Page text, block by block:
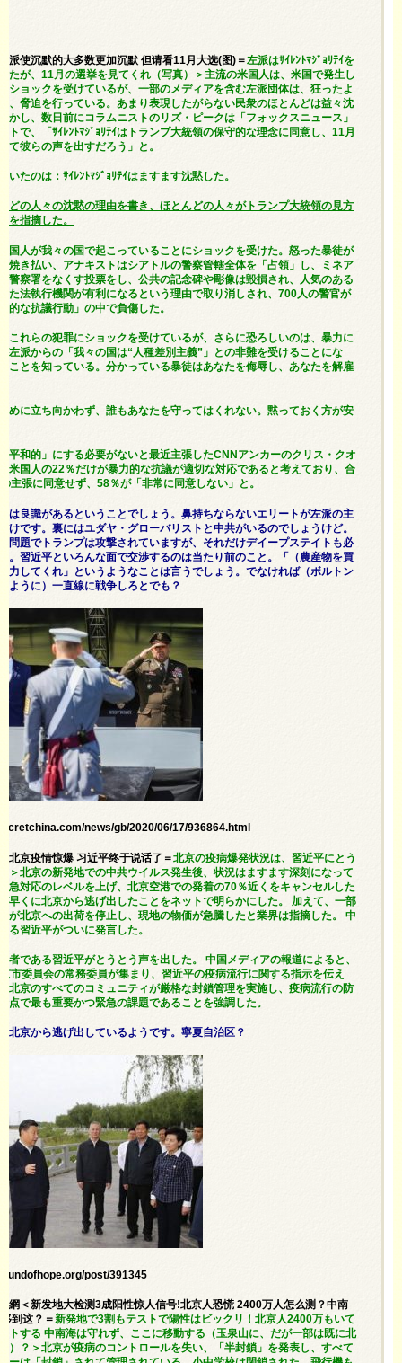
派使沉默的大多数更加沉默 但请看11月大选(图)＝左派はｻｲﾚﾝﾄﾏｼﾞｮﾘﾃｲを
たが、11月の選挙を見てくれ（写真）＞主流の米国人は、米国で発生し
ショックを受けているが、一部のメディアを含む左派団体は、狂ったよ
、脅迫を行っている。あまり表現したがらない民衆のほとんどは益々沈
かし、数日前にコラムニストのリズ・ピークは「フォックスニュース」
トで、「ｻｲﾚﾝﾄﾏｼﾞｮﾘﾃｲはトランプ大統領の保守的な理念に同意し、11月
て彼らの声を出すだろう」と。
いたのは：ｻｲﾚﾝﾄﾏｼﾞｮﾘﾃｲはますます沈黙した。
どの人々の沈黙の理由を書き、ほとんどの人々がトランプ大統領の見方
を指摘した。
国 人が我々の国で起こっていることにショックを受けた。怒った暴徒が
焼き払い、アナキストはシアトルの警察管轄全体を「占領」し、ミネア
警察署をなくす投票をし、公共の記念碑や彫像は毀損され、人気のある
た法執行機関が有利になるという理由で取り消しされ、700人の警官が
的な抗議行動」の中で負傷した。
これらの犯罪にショックを受けているが、さらに恐ろしいのは、暴力に
左派からの「我々の国は“人種差別主義”」との非難を受けることにな
ことを知っている。分かっている暴徒はあなたを侮辱し、あなたを解雇
めに立ち向かわず、誰もあなたを守ってはくれない。黙っておく方が安
平和的」にする必要がないと最近主張したCNNアンカーのクリス・クオ
米国人の22％だけが暴力的な抗議が適切な対応であると考えており、合
主張に同意せず、58％が「非常に同意しない」と。
は良識があるということでしょう。鼻持ちならないエリートが左派の主
けです。裏にはユダヤ・グローバリストと中共がいるのでしょうけど。
問題でトランプは攻撃されていますが、それだけデイープステイトも必
。習近平といろんな面で交渉するのは当たり前のこと。「（農産物を買
力してくれ」というようなことは言うでしょう。でなければ（ボルトン
ように）一直線に戦争しろとでも？
news/gb/2020/06/17/936864.html
北京疫情惊爆 习近平终于说话了＝北京の疫病爆発状況は、習近平にとう
＞北京の新発地での中共ウイルス発生後、状況はますます深刻になって
急対応のレベルを上げ、北京空港での発着の70％近くをキャンセルした
早くに北京から逃げ出したことをネットで明らかにした。 加えて、一部
が北京への出荷を停止し、現地の物価が急騰したと業界は指摘した。 中
る習近平がついに発言した。
者である習近平がとうとう声を出した。 中国メディアの報道によると、
市委員会の常務委員が集まり、習近平の疫病流行に関する指示を伝え
北京のすべてのコミュニティが厳格な封鎖管理を実施し、疫病流行の防
点で最も重要かつ緊急の課題であることを強調した。
北京から逃げ出しているようです。寧夏自治区？
post/391345
網＜新发地大检测3成阳性惊人信号!北京人恐慌 2400万人怎么测？中南
到这？＝新発地で3割もテストで陽性はビックリ！北京人2400万もいて
トする 中南海は守れず、ここに移動する（玉泉山に、だが一部は既に北
）？＞北京が疫病のコントロールを失い、「半封鎖」を発表し、すべて